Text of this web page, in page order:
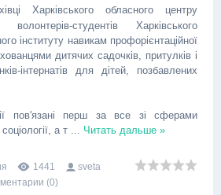
Харківського обласного центру
студентів Харківського
інституту навикам профорієнтаційної
дитячих садочків, притулків і
інтернатів для дітей, позбавлених
пов'язані перш за все зі сферами
а т ... Читать дальше »
1441
sveta
(0)